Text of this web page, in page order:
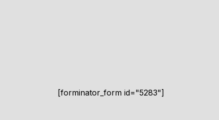
[forminator_form id="5283"]